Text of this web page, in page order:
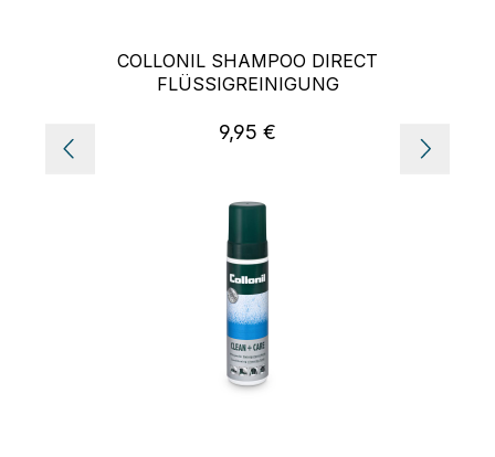
COLLONIL SHAMPOO DIRECT
FLÜSSIGREINIGUNG
Regulärer Preis:
9,95 €